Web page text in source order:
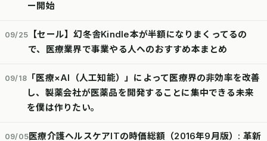
ー開始
09/25
【セール】幻冬舎Kindle本が半額になりまくってるの
で、医療業界で事業やる人へのおすすめ本まとめ
09/18 「医療×AI（人工知能）」によって医療界の非効率を改善
し、製薬会社が医薬品を開発することに集中できる未来
を僕は作りたい。
09/05医療介護ヘルスケアITの時価総額（2016年9月版）: 革新